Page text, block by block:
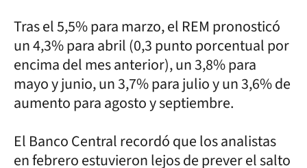
Tras el 5,5% para marzo, el REM pronosticó
un 4,3% para abril (0,3 punto porcentual por
encima del mes anterior), un 3,8% para
mayo y junio, un 3,7% para julio y un 3,6% de
aumento para agosto y septiembre.
El Banco Central recordó que los analistas
en febrero estuvieron lejos de prever el salto